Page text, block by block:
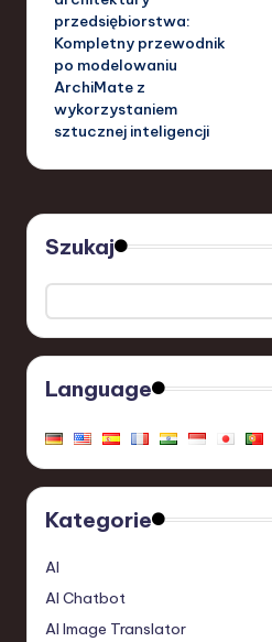
przedsiębiorstwa:
Kompletny przewodnik
po modelowaniu
ArchiMate z
wykorzystaniem
sztucznej inteligencji
Szukaj
Language
Kategorie
AI
AI Chatbot
AI Image Translator